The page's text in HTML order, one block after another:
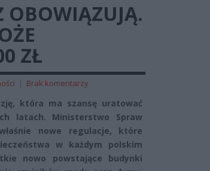
OBOWIĄZUJĄ.
ZŁ
| Brak komentarzy
która ma szansę uratować
latach. Ministerstwo Spraw
nowe regulacje, które
w każdym polskim
nowo powstające budynki